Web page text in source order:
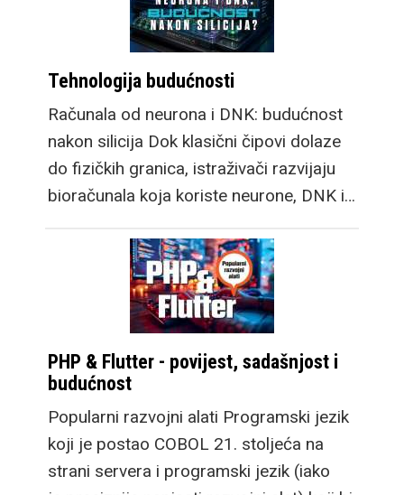
Tehnologija budućnosti
Računala od neurona i DNK: budućnost
nakon silicija Dok klasični čipovi dolaze
do fizičkih granica, istraživači razvijaju
bioračunala koja koriste neurone, DNK i…
PHP & Flutter - povijest, sadašnjost i
budućnost
Popularni razvojni alati Programski jezik
koji je postao COBOL 21. stoljeća na
strani servera i programski jezik (iako